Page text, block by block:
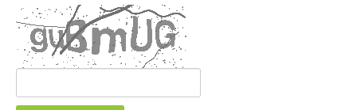
Kisfeszültség - MERSEN
Biztosító aljzatok
Biztosító betétek